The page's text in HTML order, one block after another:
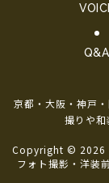
Q&A
京都・大阪・神戸
撮りや
Copyright © 2026
フォト撮影・洋装